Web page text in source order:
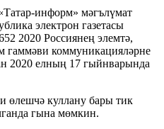
информ» мәгълүмат
электрон газетасы
2020 Россиянең элемтә,
гаммәви коммуникацияләрне
2020 елның 17 гыйнварында
өлешчә куллану бары тик
гына мөмкин.